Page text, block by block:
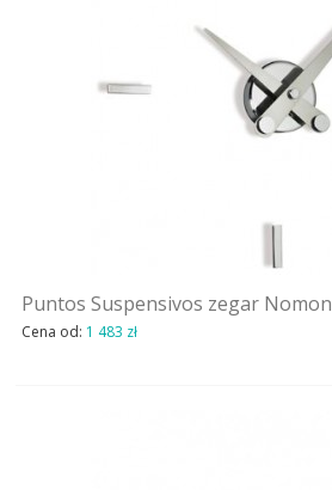
Puntos Suspensivos zegar Nomon
Cena od: 1 483 zł